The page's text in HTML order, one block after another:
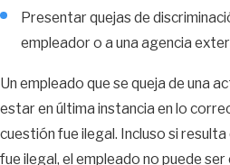
Presentar quejas de
empleador o a una agencia
Un empleado que se queja de una
estar en última instancia en lo
cuestión fue ilegal. Incluso si
fue ilegal, el empleado no puede